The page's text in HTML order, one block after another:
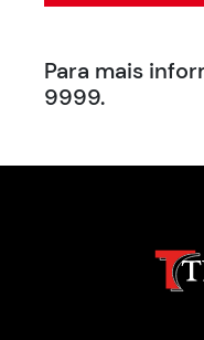
Para mais
9999.